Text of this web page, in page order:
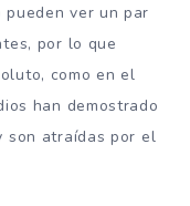
pueden ver un par
por lo que
como en el
han demostrado
son atraídas por el